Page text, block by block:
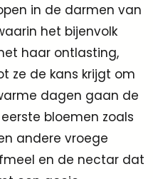
in de darmen van
het bijenvolk
haar ontlasting,
ze de kans krijgt om
dagen gaan de
bloemen zoals
andere vroege
en de nectar dat